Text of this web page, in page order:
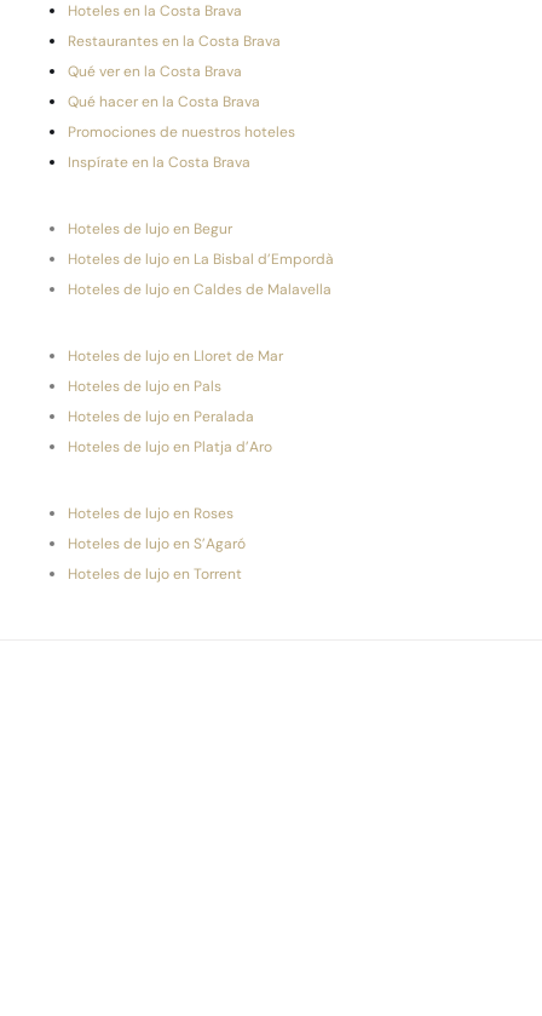
Hoteles en la Costa Brava
Restaurantes en la Costa Brava
Qué ver en la Costa Brava
Qué hacer en la Costa Brava
Promociones de nuestros hoteles
Inspírate en la Costa Brava
Hoteles de lujo en Begur
Hoteles de lujo en La Bisbal d’Empordà
Hoteles de lujo en Caldes de Malavella
Hoteles de lujo en Lloret de Mar
Hoteles de lujo en Pals
Hoteles de lujo en Peralada
Hoteles de lujo en Platja d’Aro
Hoteles de lujo en Roses
Hoteles de lujo en S’Agaró
Hoteles de lujo en Torrent